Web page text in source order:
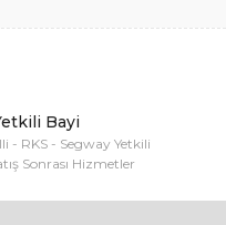
Bayi
- RKS - Segway Yetkili
Sonrası Hizmetler